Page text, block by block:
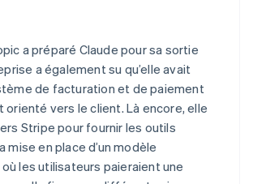
a préparé Claude pour sa sortie
a également su qu’elle avait
de facturation et de paiement
vers le client. Là encore, elle
Stripe pour fournir les outils
mise en place d’un modèle
où les utilisateurs paieraient une